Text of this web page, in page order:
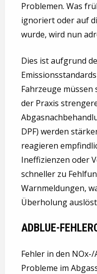
Problemen. Was
ignoriert oder auf
wurde, wird nun
Dies ist aufgrund
Fahrzeuge müssen
der Praxis
DPF) werden
reagieren
Ineffizienzen oder
schneller zu
Warnmeldungen,
Überholung
ADBLUE-
Fehler in den
Probleme im